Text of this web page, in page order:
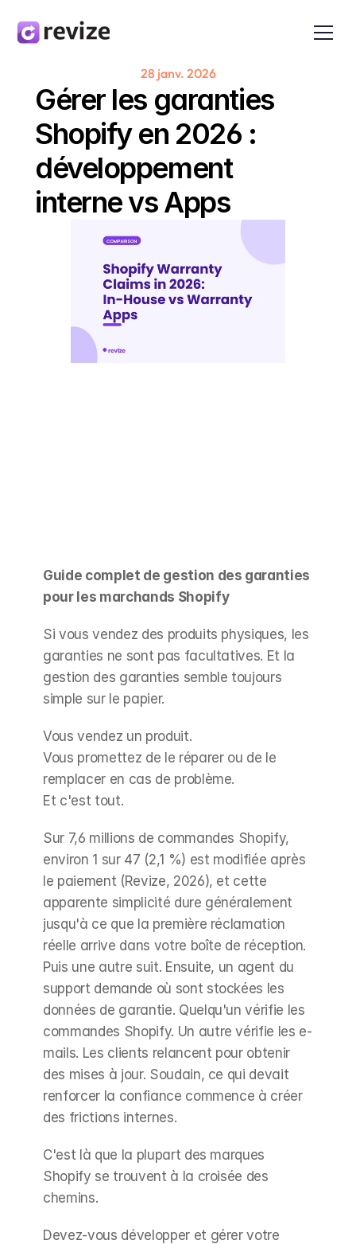
28 janv. 2026
Gérer les garanties
Shopify en 2026 :
développement
interne vs Apps
Guide complet de gestion des garanties
pour les marchands Shopify
Si vous vendez des produits physiques, les
garanties ne sont pas facultatives. Et la
gestion des garanties semble toujours
simple sur le papier.
Vous vendez un produit.
Vous promettez de le réparer ou de le
remplacer en cas de problème.
Et c'est tout.
Sur 7,6 millions de commandes Shopify,
environ 1 sur 47 (2,1 %) est modifiée après
le paiement (Revize, 2026), et cette
apparente simplicité dure généralement
jusqu'à ce que la première réclamation
réelle arrive dans votre boîte de réception.
Puis une autre suit. Ensuite, un agent du
support demande où sont stockées les
données de garantie. Quelqu'un vérifie les
commandes Shopify. Un autre vérifie les e-
mails. Les clients relancent pour obtenir
des mises à jour. Soudain, ce qui devait
renforcer la confiance commence à créer
des frictions internes.
C'est là que la plupart des marques
Shopify se trouvent à la croisée des
chemins.
Devez-vous développer et gérer votre